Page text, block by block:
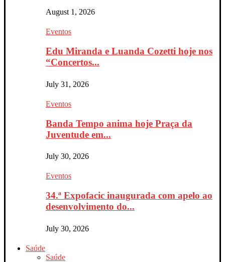
August 1, 2026
Eventos
Edu Miranda e Luanda Cozetti hoje nos
“Concertos...
July 31, 2026
Eventos
Banda Tempo anima hoje Praça da
Juventude em...
July 30, 2026
Eventos
34.ª Expofacic inaugurada com apelo ao
desenvolvimento do...
July 30, 2026
Saúde
Saúde